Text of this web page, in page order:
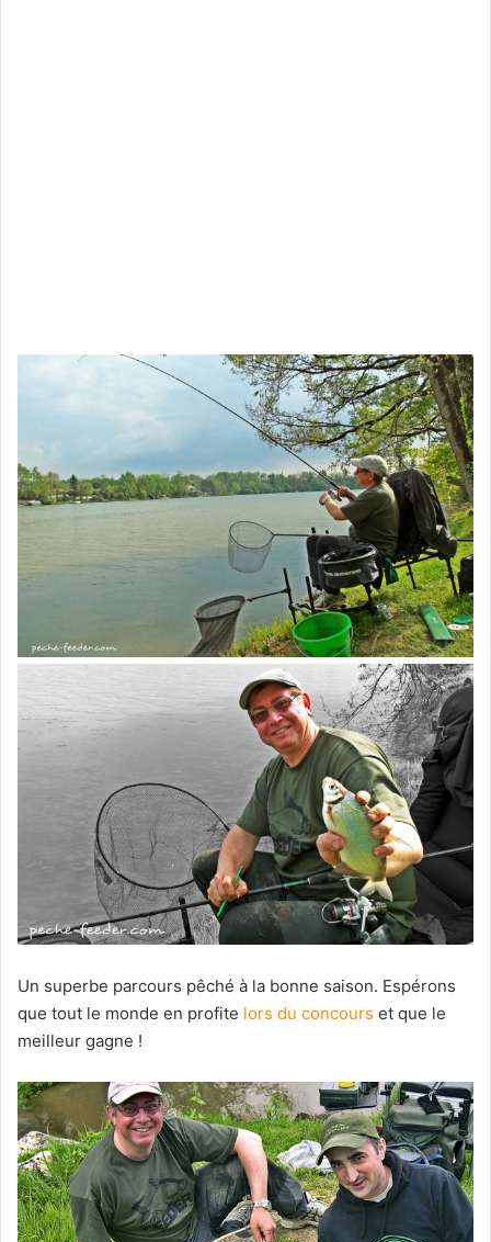
Un superbe parcours pêché à la bonne saison. Espérons
que tout le monde en profite lors du concours et que le
meilleur gagne !